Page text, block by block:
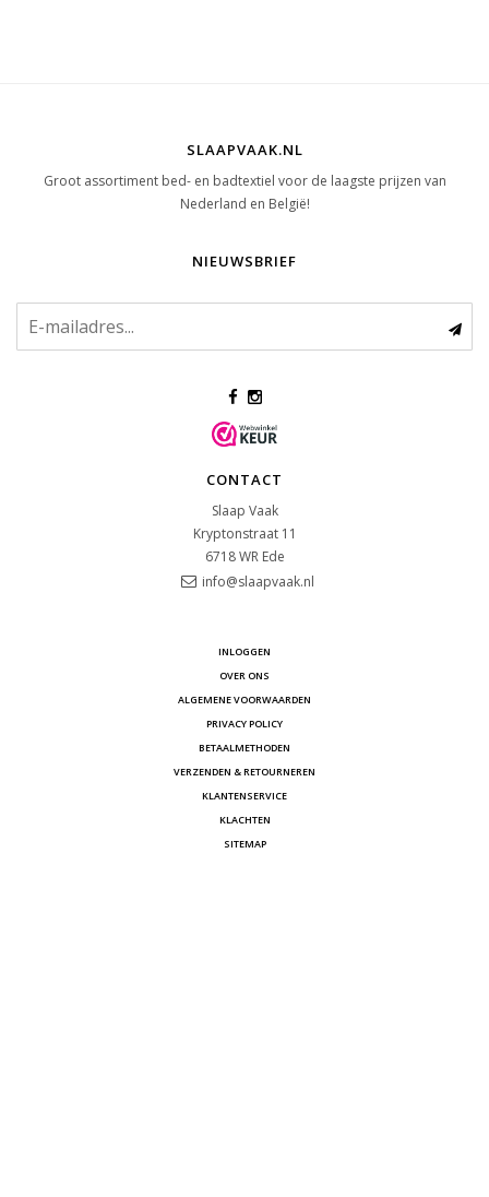
SLAAPVAAK.NL
Groot assortiment bed- en badtextiel voor de laagste prijzen van
Nederland en België!
NIEUWSBRIEF
CONTACT
Slaap Vaak
Kryptonstraat 11
6718 WR Ede
info@slaapvaak.nl
INLOGGEN
OVER ONS
ALGEMENE VOORWAARDEN
PRIVACY POLICY
BETAALMETHODEN
VERZENDEN & RETOURNEREN
KLANTENSERVICE
KLACHTEN
SITEMAP